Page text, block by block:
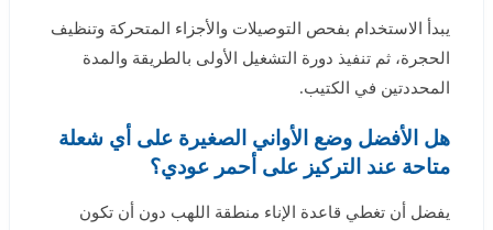
يبدأ الاستخدام بفحص التوصيلات والأجزاء المتحركة وتنظيف
الحجرة، ثم تنفيذ دورة التشغيل الأولى بالطريقة والمدة
المحددتين في الكتيب.
هل الأفضل وضع الأواني الصغيرة على أي شعلة
متاحة عند التركيز على أحمر عودي؟
يفضل أن تغطي قاعدة الإناء منطقة اللهب دون أن تكون